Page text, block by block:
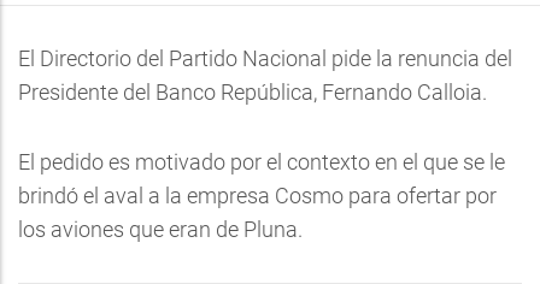
El Directorio del Partido Nacional pide la renuncia del
Presidente del Banco República, Fernando Calloia.
El pedido es motivado por el contexto en el que se le
brindó el aval a la empresa Cosmo para ofertar por
los aviones que eran de Pluna.